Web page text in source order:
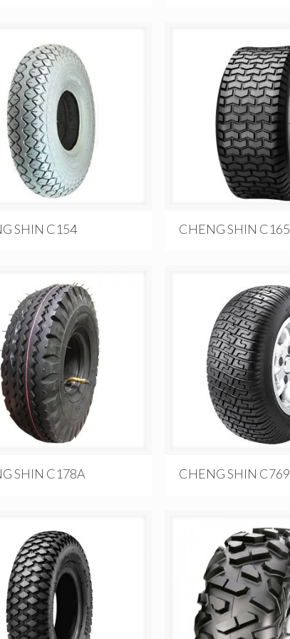
SHIN C154 CHENG SHIN C165
SHIN C178A CHENG SHIN C769